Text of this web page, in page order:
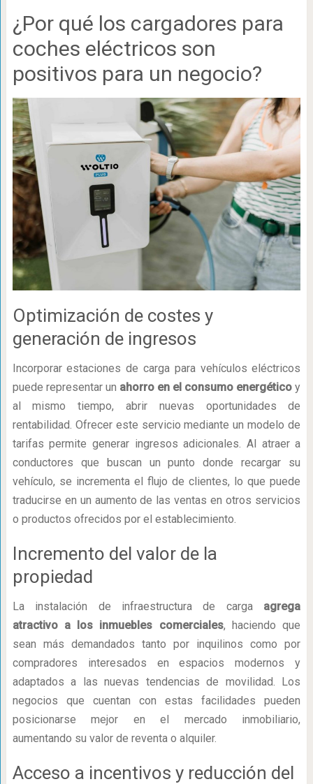
¿Por qué los cargadores para
coches eléctricos son
positivos para un negocio?
Optimización de costes y
generación de ingresos
Incorporar estaciones de carga para vehículos eléctricos
puede representar un ahorro en el consumo energético y
al mismo tiempo, abrir nuevas oportunidades de
rentabilidad. Ofrecer este servicio mediante un modelo de
tarifas permite generar ingresos adicionales. Al atraer a
conductores que buscan un punto donde recargar su
vehículo, se incrementa el flujo de clientes, lo que puede
traducirse en un aumento de las ventas en otros servicios
o productos ofrecidos por el establecimiento.
Incremento del valor de la
propiedad
La instalación de infraestructura de carga agrega
atractivo a los inmuebles comerciales, haciendo que
sean más demandados tanto por inquilinos como por
compradores interesados en espacios modernos y
adaptados a las nuevas tendencias de movilidad. Los
negocios que cuentan con estas facilidades pueden
posicionarse mejor en el mercado inmobiliario,
aumentando su valor de reventa o alquiler.
Acceso a incentivos y reducción del